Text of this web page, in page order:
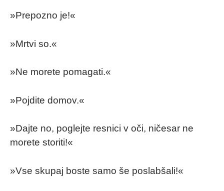
»Prepozno je!«
»Mrtvi so.«
»Ne morete pomagati.«
»Pojdite domov.«
»Dajte no, poglejte resnici v oči, ničesar ne
morete storiti!«
»Vse skupaj boste samo še poslabšali!«